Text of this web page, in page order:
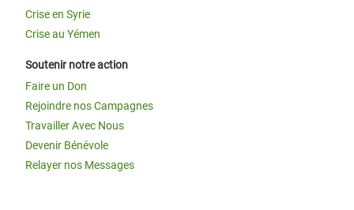
Crise en Syrie
Crise au Yémen
Soutenir notre action
Faire un Don
Rejoindre nos Campagnes
Travailler Avec Nous
Devenir Bénévole
Relayer nos Messages